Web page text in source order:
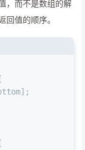
，而不是数组的解
值的顺序。